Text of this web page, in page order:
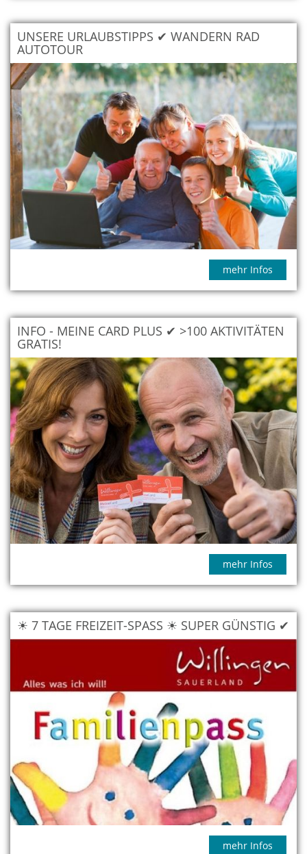
UNSERE URLAUBSTIPPS ✔ WANDERN RAD
AUTOTOUR
mehr Infos
INFO - MEINE CARD PLUS ✔ >100 AKTIVITÄTEN
GRATIS!
mehr Infos
☀ 7 TAGE FREIZEIT-SPASS ☀ SUPER GÜNSTIG ✔
mehr Infos